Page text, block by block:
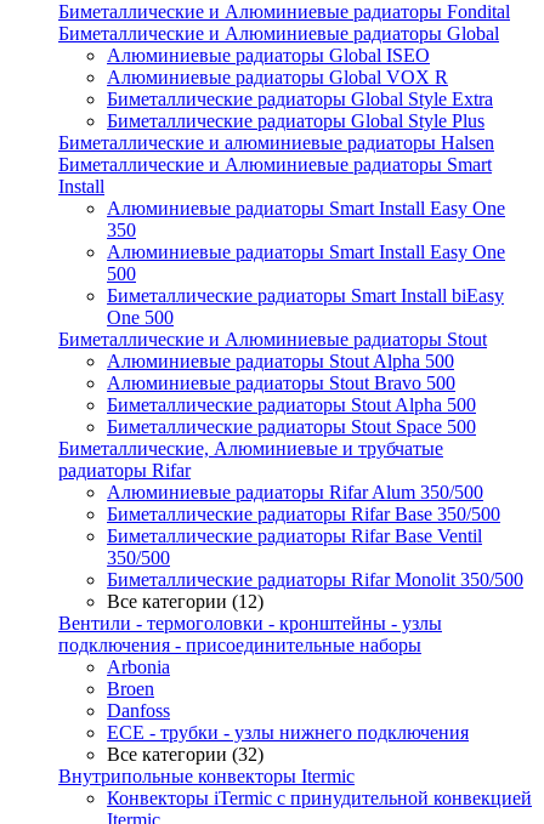
Биметаллические и Алюминиевые радиаторы Fondital
Биметаллические и Алюминиевые радиаторы Global
Алюминиевые радиаторы Global ISEO
Алюминиевые радиаторы Global VOX R
Биметаллические радиаторы Global Style Extra
Биметаллические радиаторы Global Style Plus
Биметаллические и алюминиевые радиаторы Halsen
Биметаллические и Алюминиевые радиаторы Smart
Install
Алюминиевые радиаторы Smart Install Easy One
350
Алюминиевые радиаторы Smart Install Easy One
500
Биметаллические радиаторы Smart Install biEasy
One 500
Биметаллические и Алюминиевые радиаторы Stout
Алюминиевые радиаторы Stout Alpha 500
Алюминиевые радиаторы Stout Bravo 500
Биметаллические радиаторы Stout Alpha 500
Биметаллические радиаторы Stout Space 500
Биметаллические, Алюминиевые и трубчатые
радиаторы Rifar
Алюминиевые радиаторы Rifar Alum 350/500
Биметаллические радиаторы Rifar Base 350/500
Биметаллические радиаторы Rifar Base Ventil
350/500
Биметаллические радиаторы Rifar Monolit 350/500
Все категории (12)
Вентили - термоголовки - кронштейны - узлы
подключения - присоединительные наборы
Arbonia
Broen
Danfoss
ECE - трубки - узлы нижнего подключения
Все категории (32)
Внутрипольные конвекторы Itermic
Конвекторы iTermic c принудительной конвекцией
Itermic